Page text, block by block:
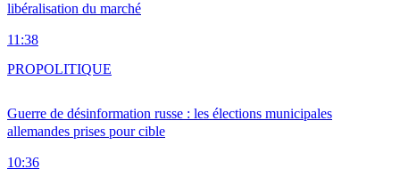
libéralisation du marché
11:38
Guerre de désinformation russe : les élections municipales
allemandes prises pour cible
10:36
PROPOLITIQUE